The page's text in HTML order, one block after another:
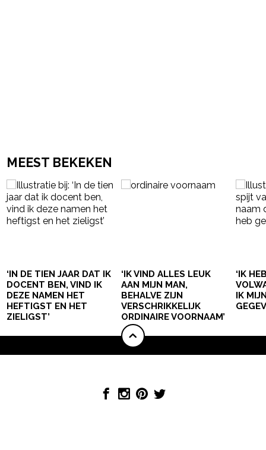
MEEST BEKEKEN
‘IN DE TIEN JAAR DAT IK
DOCENT BEN, VIND IK
DEZE NAMEN HET
HEFTIGST EN HET
ZIELIGST’
‘IK VIND ALLES LEUK
AAN MIJN MAN,
BEHALVE ZIJN
VERSCHRIKKELIJK
ORDINAIRE VOORNAAM’
‘IK
IK